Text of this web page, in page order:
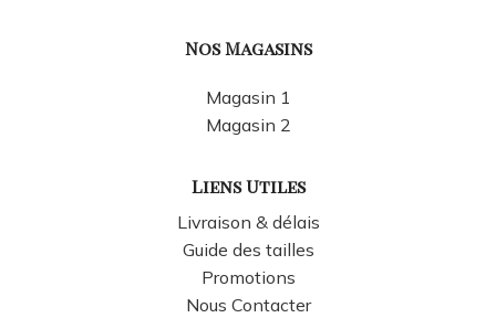
Nos Magasins
Magasin 1
Magasin 2
Liens Utiles
Livraison & délais
Guide des tailles
Promotions
Nous Contacter